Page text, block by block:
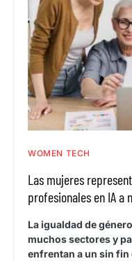
WOMEN TECH
Las mujeres
profesionales en IA a
La igualdad de
muchos sectores y
enfrentan a un sin fin